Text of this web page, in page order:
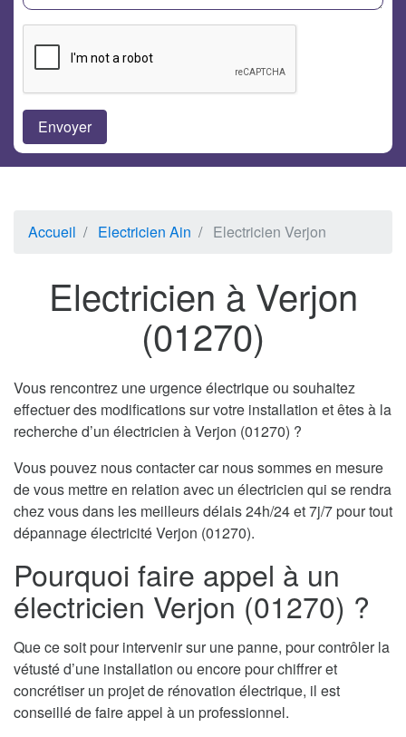
Accueil Electricien Ain Electricien Verjon
Electricien à Verjon
(01270)
Vous rencontrez une urgence électrique ou souhaitez
effectuer des modifications sur votre installation et êtes à la
recherche d’un électricien à Verjon (01270) ?
Vous pouvez nous contacter car nous sommes en mesure
de vous mettre en relation avec un électricien qui se rendra
chez vous dans les meilleurs délais 24h/24 et 7j/7 pour tout
dépannage électricité Verjon (01270).
Pourquoi faire appel à un
électricien Verjon (01270) ?
Que ce soit pour intervenir sur une panne, pour contrôler la
vétusté d’une installation ou encore pour chiffrer et
concrétiser un projet de rénovation électrique, il est
conseillé de faire appel à un professionnel.